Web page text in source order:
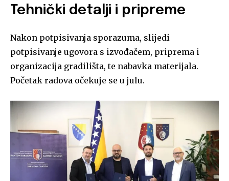
Tehnički detalji i pripreme
Nakon potpisivanja sporazuma, slijedi
potpisivanje ugovora s izvođačem, priprema i
organizacija gradilišta, te nabavka materijala.
Početak radova očekuje se u julu.